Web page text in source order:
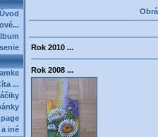
Úvod
...
iné
Rok 2010 ...
Rok 2008 ...